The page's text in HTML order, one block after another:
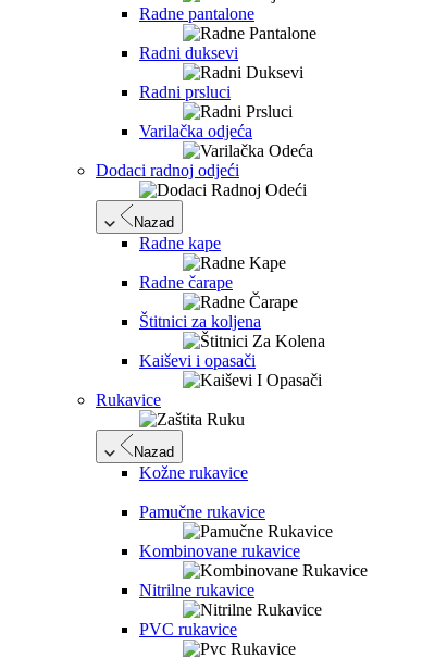
Radne pantalone
Radni duksevi
Radni prsluci
Varilačka odjeća
Dodaci radnoj odjeći
Nazad
Radne kape
Radne čarape
Štitnici za koljena
Kaiševi i opasači
Rukavice
Nazad
Kožne rukavice
Pamučne rukavice
Kombinovane rukavice
Nitrilne rukavice
PVC rukavice